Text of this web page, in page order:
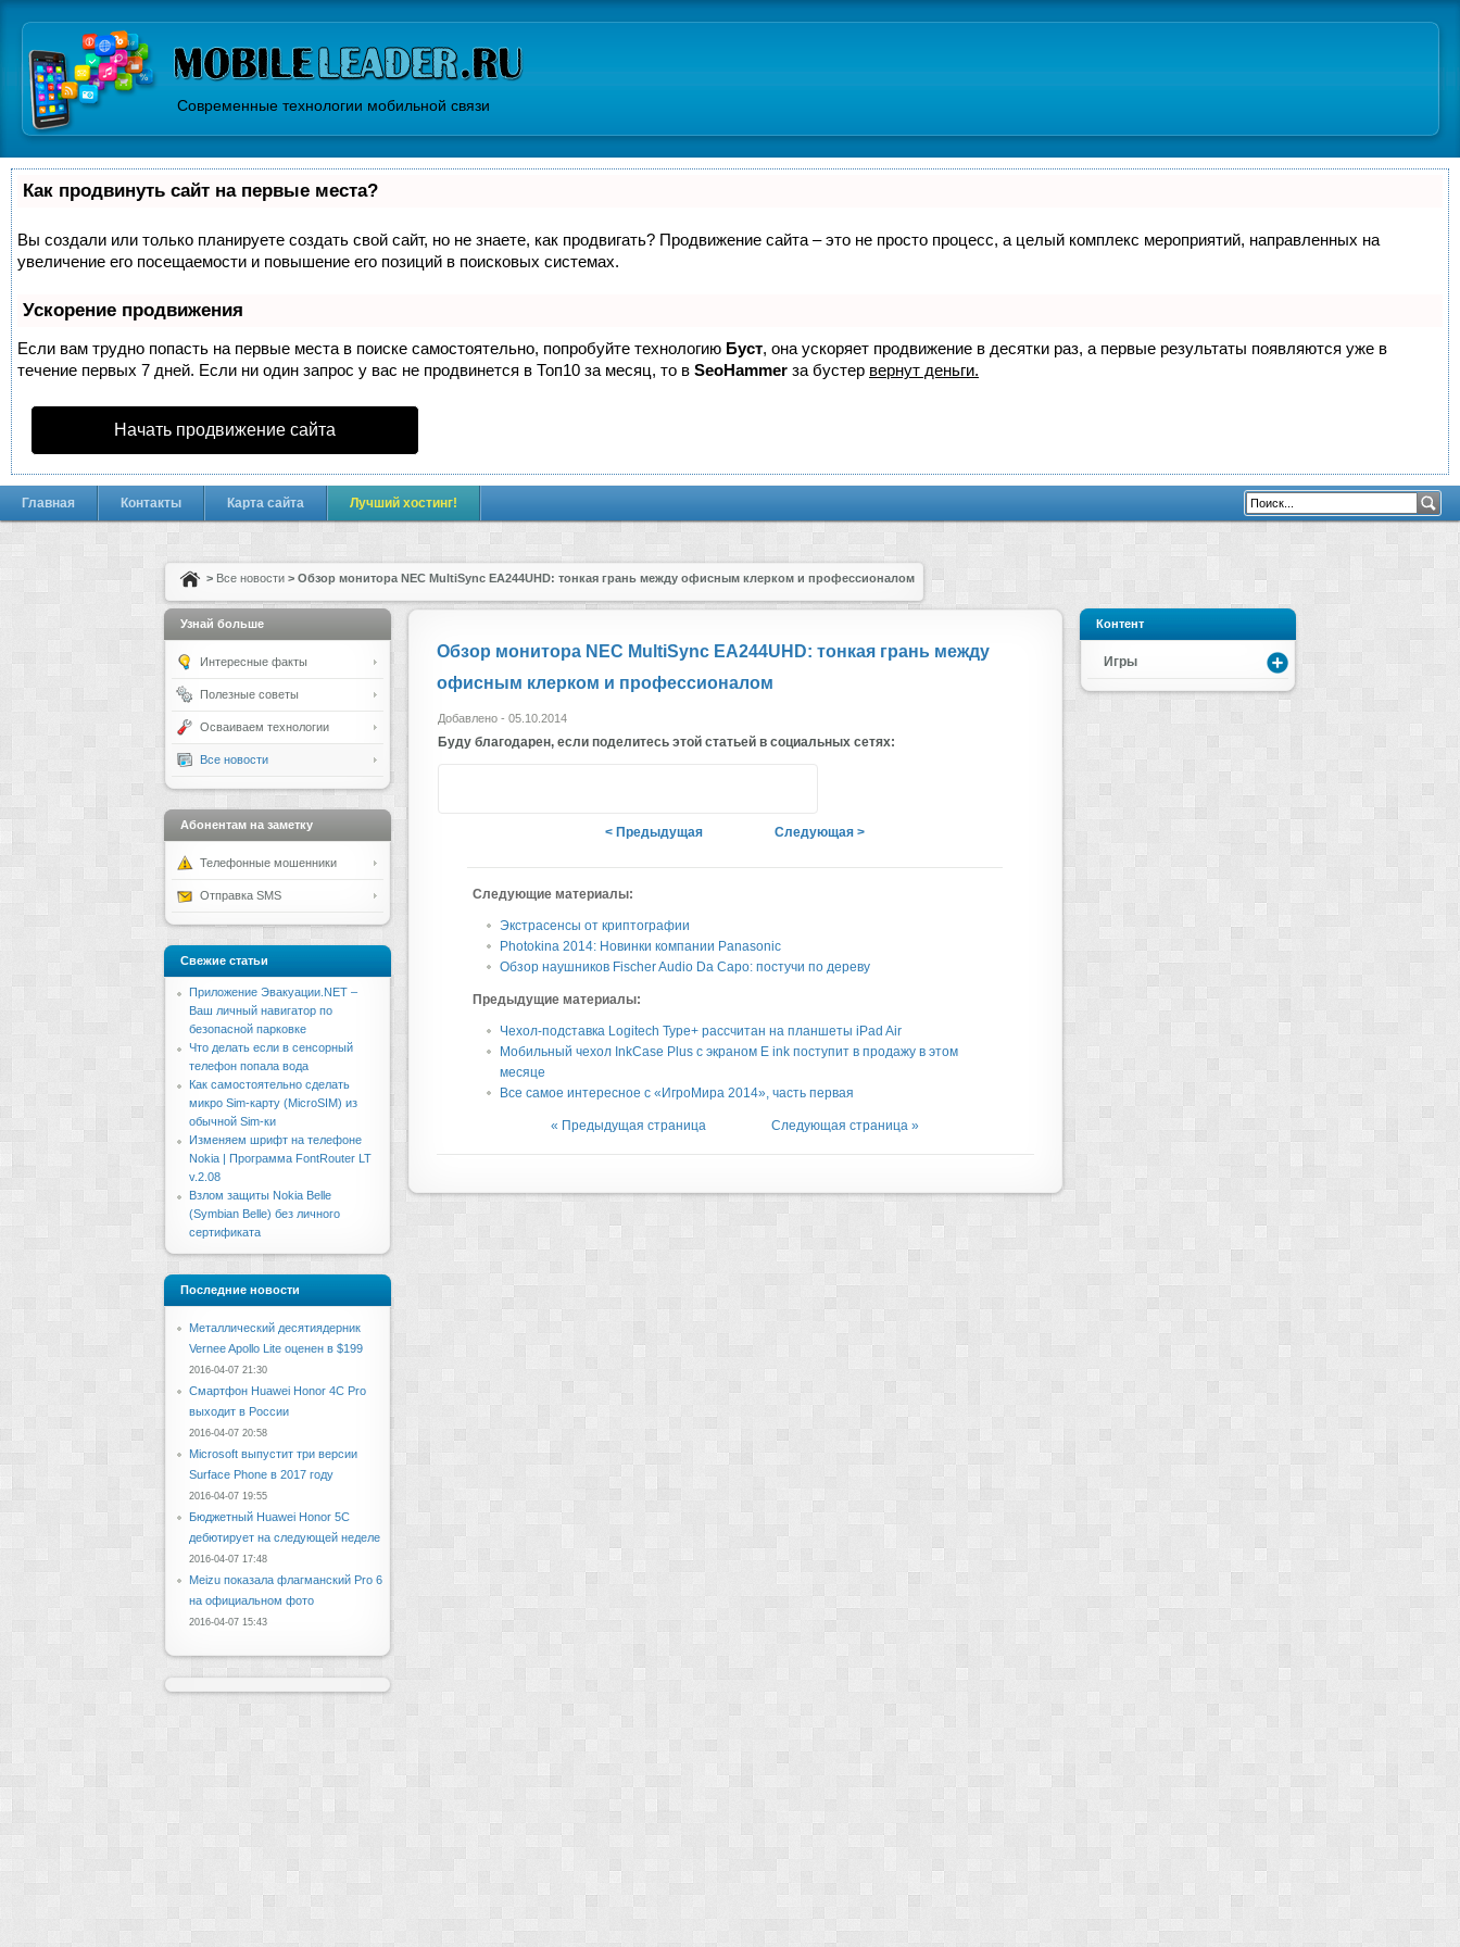
Современные технологии мобильной связи
Как продвинуть сайт на первые места?
Вы создали или только планируете создать свой сайт, но не знаете, как продвигать? Продвижение сайта – это не просто процесс, а целый комплекс мероприятий, направленных на
увеличение его посещаемости и повышение его позиций в поисковых системах.
Ускорение продвижения
Если вам трудно попасть на первые места в поиске самостоятельно, попробуйте технологию Буст, она ускоряет продвижение в десятки раз, а первые результаты появляются уже в
течение первых 7 дней. Если ни один запрос у вас не продвинется в Топ10 за месяц, то в SeoHammer за бустер вернут деньги.
Начать продвижение сайта
Главная Контакты Карта сайта Лучший хостинг!
> Все новости > Обзор монитора NEC MultiSync EA244UHD: тонкая грань между офисным клерком и профессионалом
Обзор монитора NEC MultiSync EA244UHD: тонкая грань между
офисным клерком и профессионалом
Добавлено - 05.10.2014
Буду благодарен, если поделитесь этой статьей в социальных сетях:
< Предыдущая Следующая >
Следующие материалы:
Экстрасенсы от криптографии
Photokina 2014: Новинки компании Panasonic
Обзор наушников Fischer Audio Da Capo: постучи по дереву
Предыдущие материалы:
Чехол-подставка Logitech Type+ рассчитан на планшеты iPad Air
Мобильный чехол InkCase Plus с экраном E ink поступит в продажу в этом
месяце
Все самое интересное с «ИгроМира 2014», часть первая
« Предыдущая страница Следующая страница »
Контент
Игры
Узнай больше
Интересные факты
Полезные советы
Осваиваем технологии
Все новости
Абонентам на заметку
Телефонные мошенники
Отправка SMS
Свежие статьи
Приложение Эвакуации.NET –
Ваш личный навигатор по
безопасной парковке
Что делать если в сенсорный
телефон попала вода
Как самостоятельно сделать
микро Sim-карту (MicroSIM) из
обычной Sim-ки
Изменяем шрифт на телефоне
Nokia | Программа FontRouter LT
v.2.08
Взлом защиты Nokia Belle
(Symbian Belle) без личного
сертификата
Последние новости
Металлический десятиядерник
Vernee Apollo Lite оценен в $199
2016-04-07 21:30
Смартфон Huawei Honor 4C Pro
выходит в России
2016-04-07 20:58
Microsoft выпустит три версии
Surface Phone в 2017 году
2016-04-07 19:55
Бюджетный Huawei Honor 5C
дебютирует на следующей неделе
2016-04-07 17:48
Meizu показала флагманский Pro 6
на официальном фото
2016-04-07 15:43